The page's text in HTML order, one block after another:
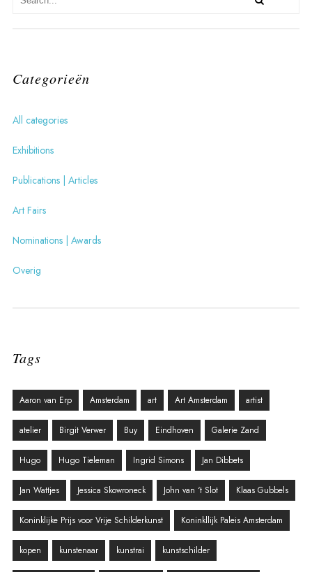
Categorieën
All categories
Exhibitions
Publications | Articles
Art Fairs
Nominations | Awards
Overig
Tags
Aaron van Erp Amsterdam art Art Amsterdam artist
atelier Birgit Verwer Buy Eindhoven Galerie Zand
Hugo Hugo Tieleman Ingrid Simons Jan Dibbets
Jan Wattjes Jessica Skowroneck John van ‘t Slot Klaas Gubbels
Koninklijke Prijs voor Vrije Schilderkunst Koninkllijk Paleis Amsterdam
kopen kunstenaar kunstrai kunstschilder